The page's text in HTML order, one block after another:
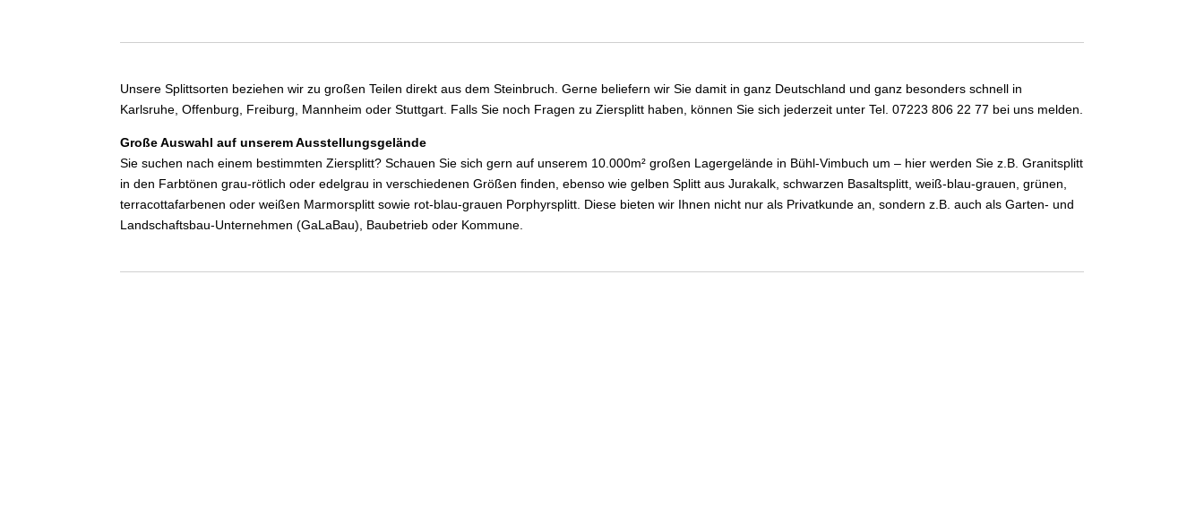
Unsere Splittsorten beziehen wir zu großen Teilen direkt aus dem Steinbruch. Gerne beliefern wir Sie damit in ganz Deutschland und ganz besonders schnell in
Karlsruhe, Offenburg, Freiburg, Mannheim oder Stuttgart. Falls Sie noch Fragen zu Ziersplitt haben, können Sie sich jederzeit unter Tel. 07223 806 22 77 bei uns melden.
Große Auswahl auf unserem Ausstellungsgelände
Sie suchen nach einem bestimmten Ziersplitt? Schauen Sie sich gern auf unserem 10.000m² großen Lagergelände in Bühl-Vimbuch um – hier werden Sie z.B. Granitsplitt
in den Farbtönen grau-rötlich oder edelgrau in verschiedenen Größen finden, ebenso wie gelben Splitt aus Jurakalk, schwarzen Basaltsplitt, weiß-blau-grauen, grünen,
terracottafarbenen oder weißen Marmorsplitt sowie rot-blau-grauen Porphyrsplitt. Diese bieten wir Ihnen nicht nur als Privatkunde an, sondern z.B. auch als Garten- und
Landschaftsbau-Unternehmen (GaLaBau), Baubetrieb oder Kommune.